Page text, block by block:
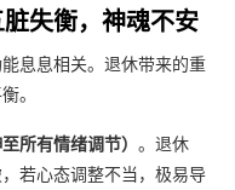
失衡，神魂不安
息息相关。退休带来的重
。
所有情绪调节） 。退休
若心态调整不当，极易导